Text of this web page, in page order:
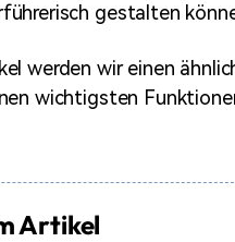
gestalten
werden wir einen
wichtigsten
Artikel